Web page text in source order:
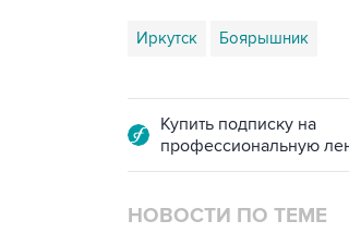
Иркутск Боярышник
Купить подписку на
профессиональную
НОВОСТИ ПО ТЕМЕ